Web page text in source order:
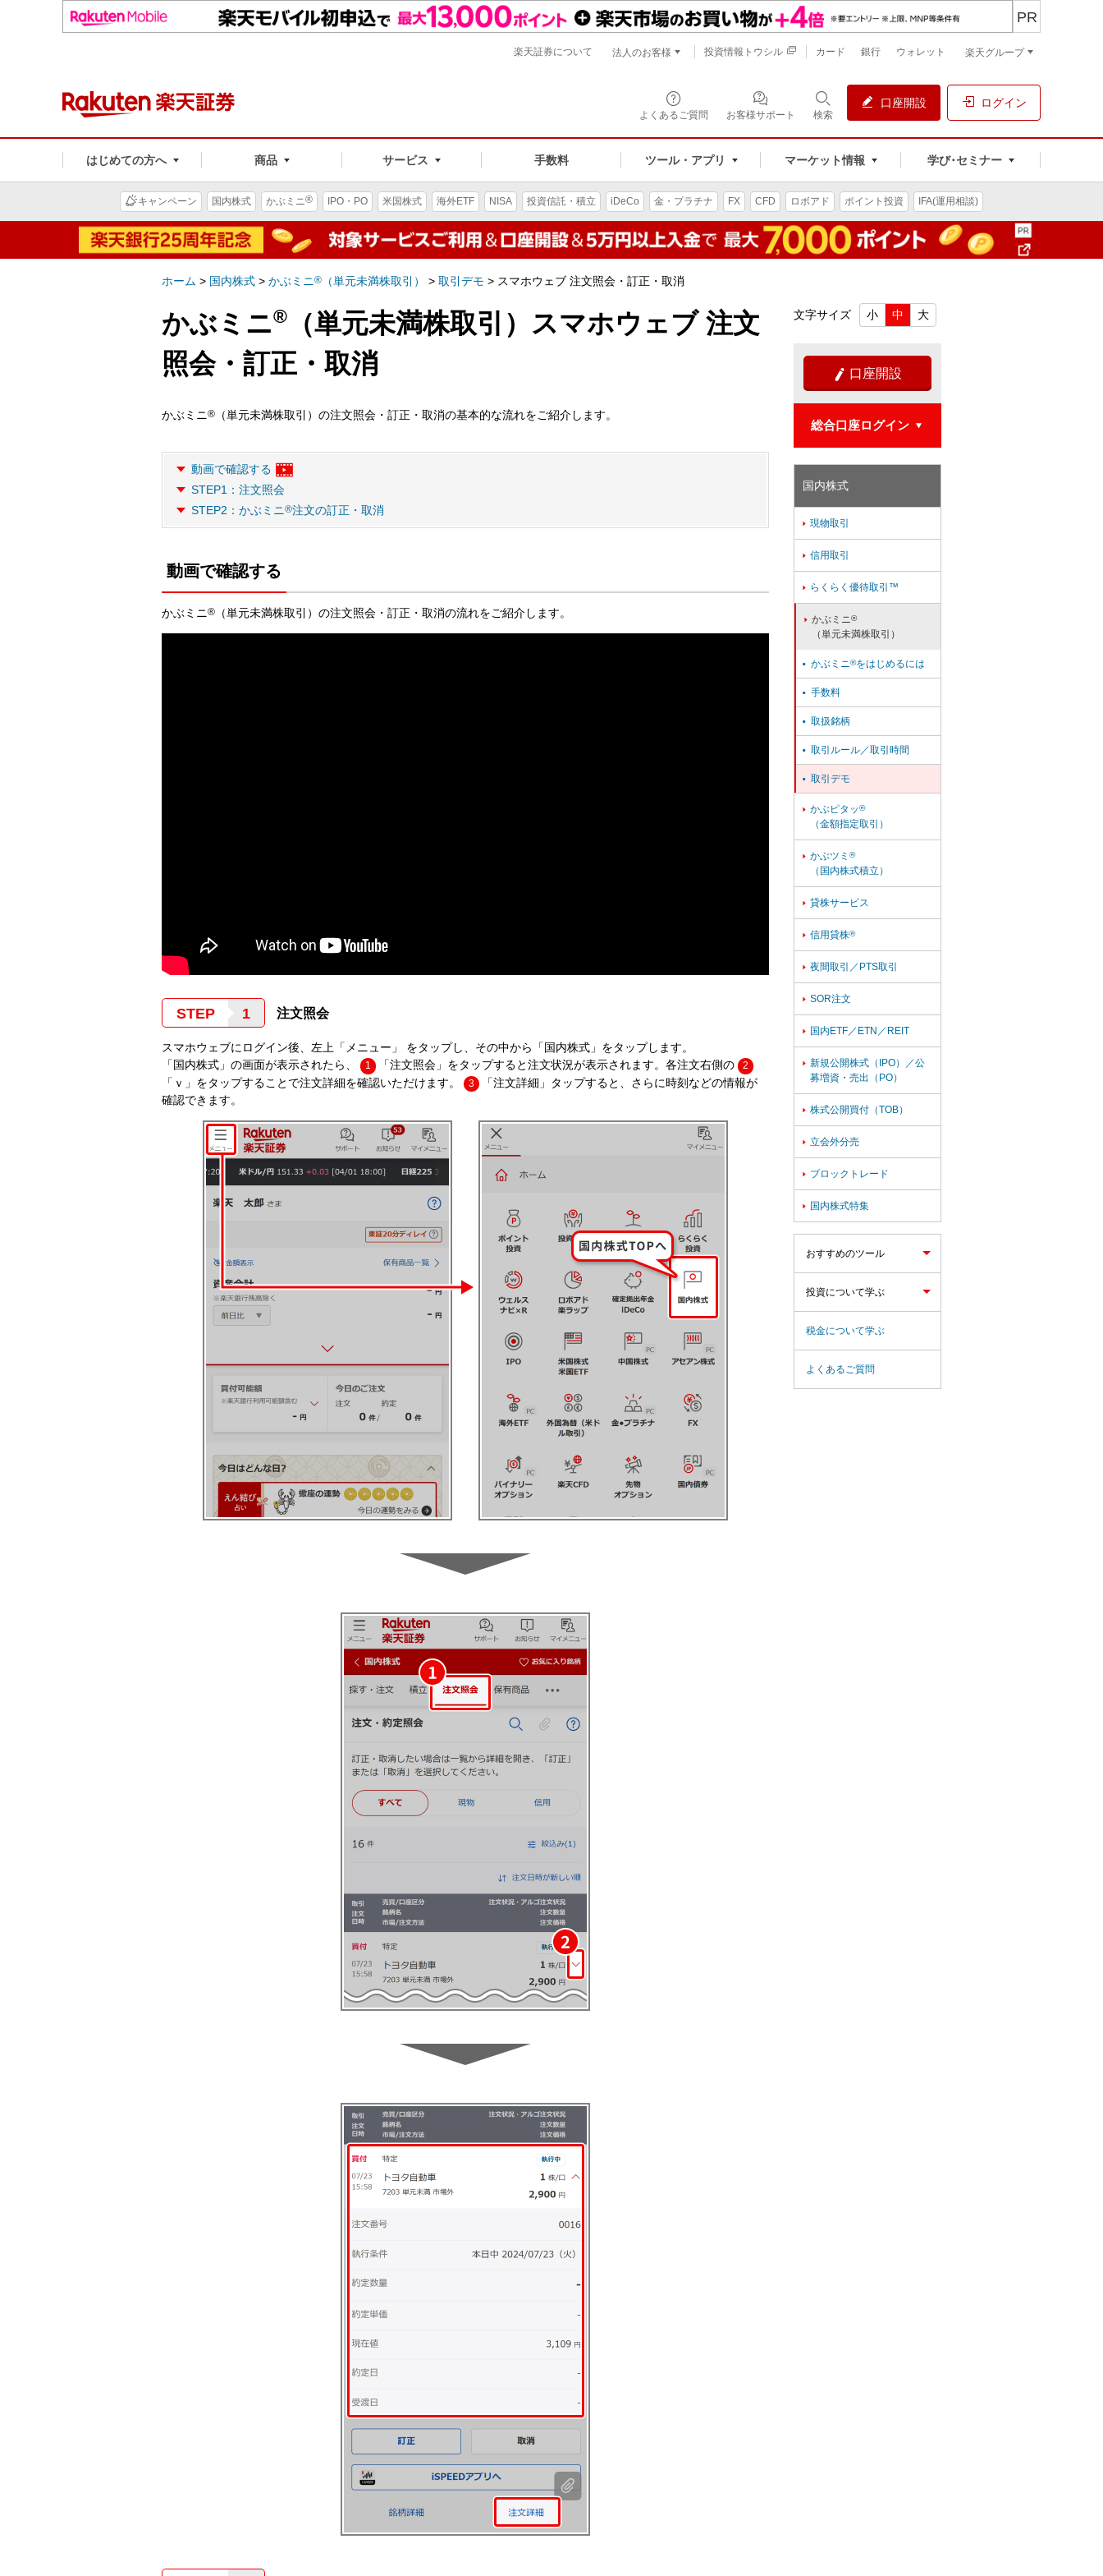
よくあるご質問 お客様サポート 検索
口座開設 ログイン
はじめての方へ 商品 サービス 手数料 ツール・アプリ マーケット情報 学び･セミナー
PR
楽天証券について 法人のお客様 投資情報トウシル カード 銀行 ウォレット 楽天グループ
キャンペーン 国内株式 かぶミニ® IPO・PO 米国株式 海外ETF NISA 投資信託・積立 iDeCo 金・プラチナ FX CFD ロボアド ポイント投資 IFA(運用相談)
ホーム > 国内株式 > かぶミニ® （単元未満株取引） > 取引デモ > スマホウェブ 注文照会・訂正・取消
かぶミニ®
（単元未満株取引）スマホウェブ 注文
照会・訂正・取消
かぶミニ® （単元未満株取引）の注文照会・訂正・取消の基本的な流れをご紹介します。
動画で確認する
STEP1：注文照会
STEP2：かぶミニ®注文の訂正・取消
動画で確認する
かぶミニ® （単元未満株取引）の注文照会・訂正・取消の流れをご紹介します。
STEP 注文照会
スマホウェブにログイン後、左上「メニュー」 をタップし、その中から「国内株式」をタップします。
「国内株式」の画面が表示されたら、
1 「注文照会」をタップすると注文状況が表示されます。各注文右側の 2
「ｖ」をタップすることで注文詳細を確認いただけます。 3
「注文詳細」タップすると、さらに時刻などの情報が
確認できます。
文字サイズ 小 中 大
 口座開設
総合口座ログイン
国内株式
 現物取引
 信用取引
 らくらく優待取引™
 かぶミニ®
（単元未満株取引）
 かぶミニ®をはじめるには
 手数料
 取扱銘柄
 取引ルール／取引時間
 取引デモ
 かぶピタッ®
（金額指定取引）
 かぶツミ®
（国内株式積立）
 貸株サービス
 信用貸株®
 夜間取引／PTS取引
 SOR注文
 国内ETF／ETN／REIT
 新規公開株式（IPO）／公
募増資・売出（PO）
 株式公開買付（TOB）
 立会外分売
 ブロックトレード
 国内株式特集
おすすめのツール
投資について学ぶ
税金について学ぶ
よくあるご質問